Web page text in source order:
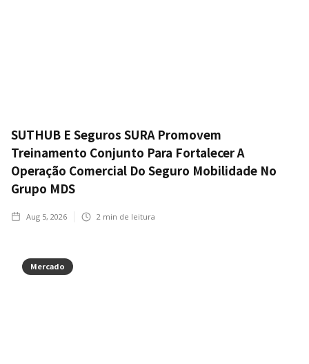
SUTHUB E Seguros SURA Promovem
Treinamento Conjunto Para Fortalecer A
Operação Comercial Do Seguro Mobilidade No
Grupo MDS
Aug 5, 2026 2 min de leitura
Mercado